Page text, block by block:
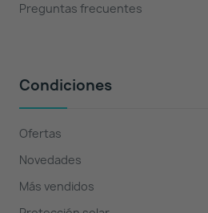
Preguntas frecuentes
Condiciones
Ofertas
Novedades
Más vendidos